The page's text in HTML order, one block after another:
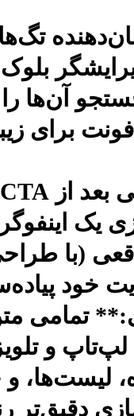
آن‌ها
برای
(با
تمامی
لپ‌تاپ و
لیست‌ها،